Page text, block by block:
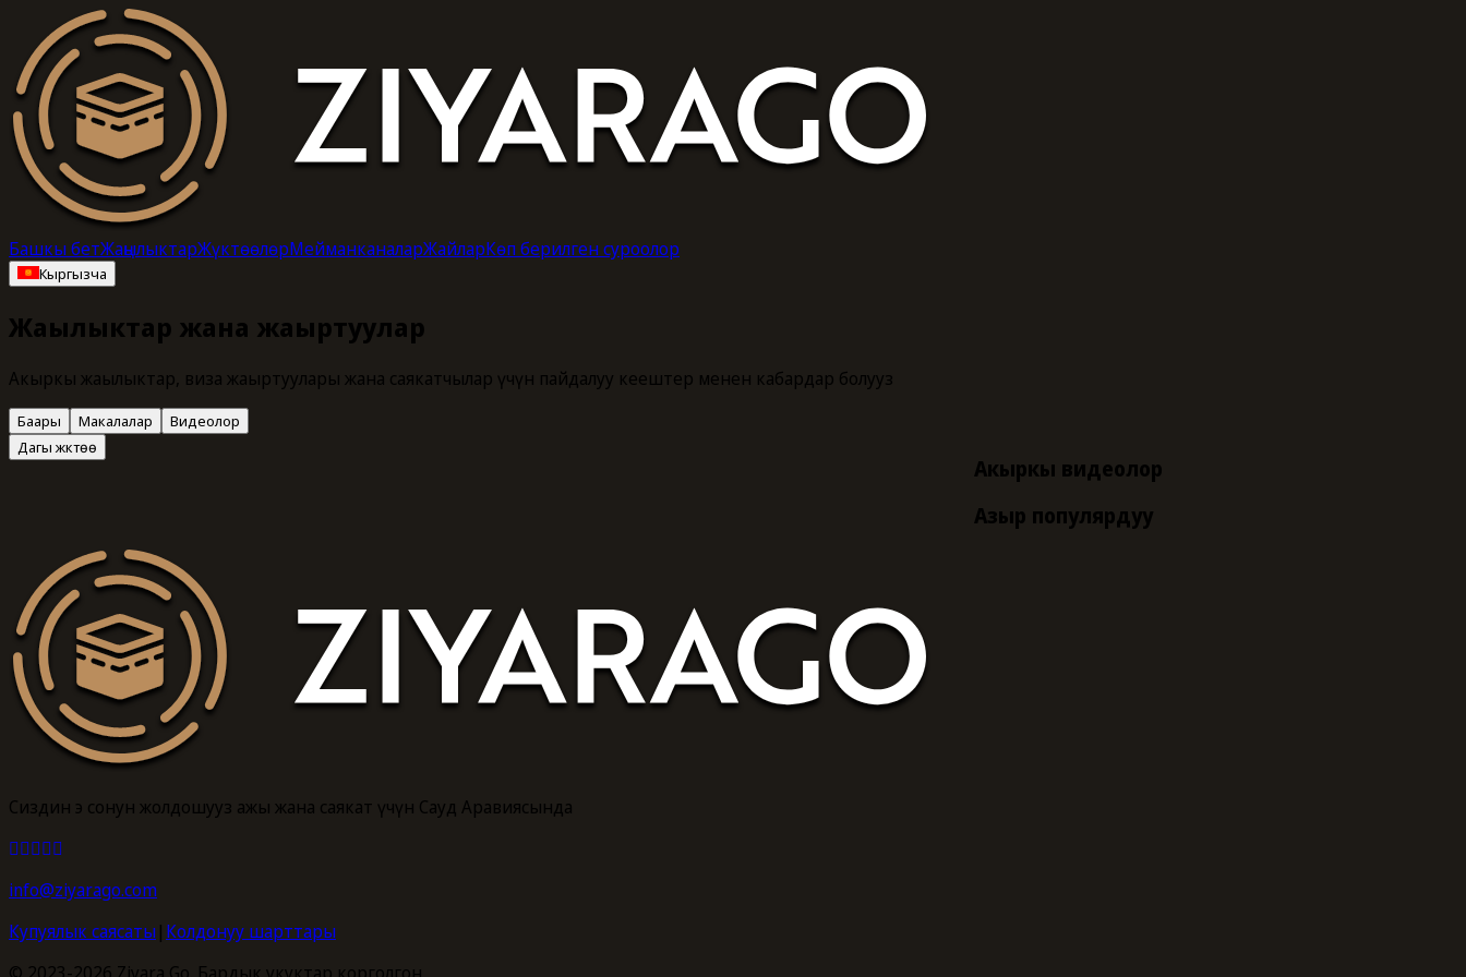
Башкы бетЖаңылыктарЖүктөөлөрМейманканаларЖайларКөп берилген суроолор
Кыргызча
Жаңылыктар жана жаңыртуулар
Акыркы жаңылыктар, виза жаңыртуулары жана саякатчылар үчүн пайдалуу кеңештер менен кабардар болуңуз
Баары Макалалар
Видеолор
Дагы жүктөө
Акыркы видеолор
Азыр популярдуу
Сиздин эң сонун жолдошуңуз ажы жана саякат үчүн Сауд Аравиясында
info@ziyarago.com
Купуялык саясаты| Колдонуу шарттары